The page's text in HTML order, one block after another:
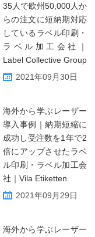
35人で欧州50,000人か
らの注文に短納期対応
しているラベル印刷・
ラベル加工会社｜
Label Collective Group
2021年09月30日
海外から学ぶレーザー
導入事例｜納期短縮に
成功し受注数を1年で2
倍にアップさせたラベ
ル印刷・ラベル加工会
社｜Vila Etiketten
2021年09月29日
海外から学ぶレーザー